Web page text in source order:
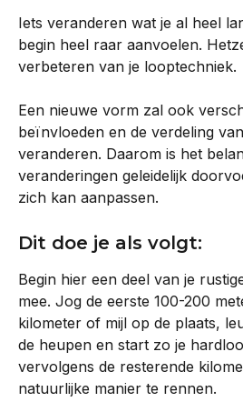
Iets veranderen wat je al heel
begin heel raar aanvoelen.
verbeteren van je looptechniek.
Een nieuwe vorm zal ook
beïnvloeden en de verdeling
veranderen. Daarom is het
veranderingen geleidelijk
zich kan aanpassen.
Dit doe je als volgt:
Begin hier een deel van je
mee. Jog de eerste 100-200
kilometer of mijl op de plaats,
de heupen en start zo je
vervolgens de resterende
natuurlijke manier te rennen.